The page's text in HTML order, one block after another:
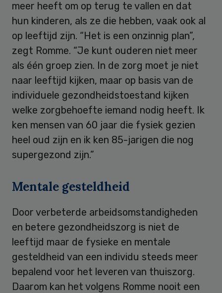
meer heeft om op terug te vallen en dat
hun kinderen, als ze die hebben, vaak ook al
op leeftijd zijn. “Het is een onzinnig plan”,
zegt Romme. “Je kunt ouderen niet meer
als één groep zien. In de zorg moet je niet
naar leeftijd kijken, maar op basis van de
individuele gezondheidstoestand kijken
welke zorgbehoefte iemand nodig heeft. Ik
ken mensen van 60 jaar die fysiek gezien
heel oud zijn en ik ken 85-jarigen die nog
supergezond zijn.”
Mentale gesteldheid
Door verbeterde arbeidsomstandigheden
en betere gezondheidszorg is niet de
leeftijd maar de fysieke en mentale
gesteldheid van een individu steeds meer
bepalend voor het leveren van thuiszorg.
Daarom kan het volgens Romme nooit een